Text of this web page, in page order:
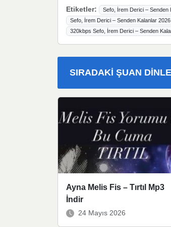
Etiketler: Sefo, İrem Derici – Senden
Sefo, İrem Derici – Senden Kalanlar 2026
320kbps Sefo, İrem Derici – Senden
SIRADAKI ŞUAN
Ayna Melis Fis – Tırtıl Mp3
İndir
24 Mayıs 2026